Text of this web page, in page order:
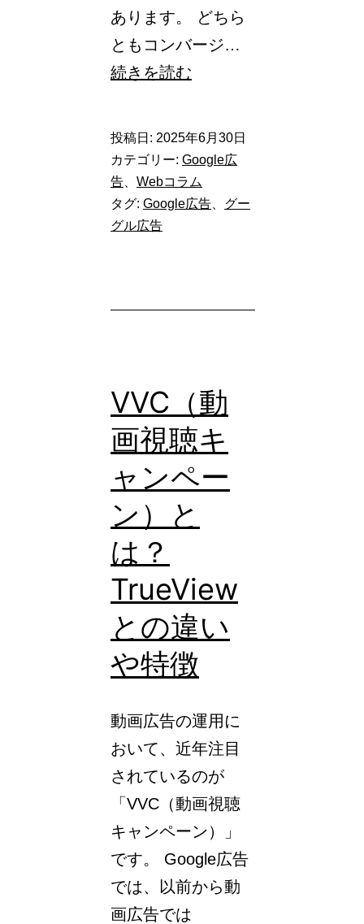
を
解
説
あります。 どちら
ともコンバージ…
続きを読む
す
べ
て
ョ
ン
で
は
計
き
て
も
コ
バ
ー
ジ
ョ
ン
の
表
投稿日: 2025年6月30日
カテゴリー: Google広
告
Webコラム
タグ: Google広告
グー
グル広告
VVC（動
画視聴キ
ャンペー
ン）と
は？
TrueView
との違い
や特徴
動画広告の運用に
おいて、近年注目
されているのが
「VVC（動画視聴
キャンペーン）」
です。 Google広告
では、以前から動
画広告では